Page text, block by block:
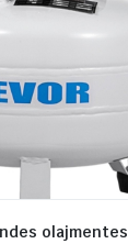
olajmentes